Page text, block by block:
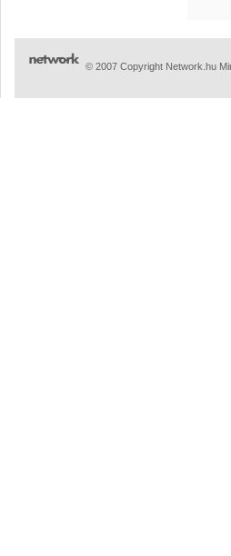
© 2007 Copyright Network.hu